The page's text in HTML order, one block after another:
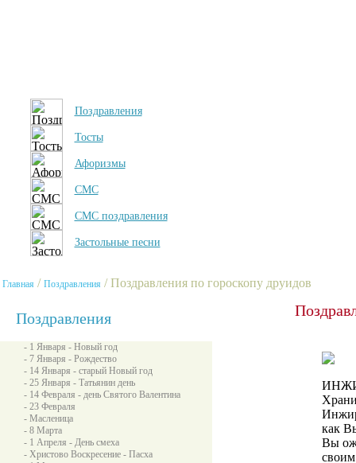
Поздравления
Тосты
Афоризмы
СМС
СМС поздравления
Застольные песни
Главная / Поздравления / Поздравления по гороскопу друидов
Поздравления
- 1 Января - Новый год
- 7 Января - Рождество
- 14 Января - старый Новый год
- 25 Января - Татьянин день
- 14 Февраля - день Святого Валентина
- 23 Февраля
- Масленица
- 8 Марта
- 1 Апреля - День смеха
- Христово Воскресение - Пасха
как
Вы